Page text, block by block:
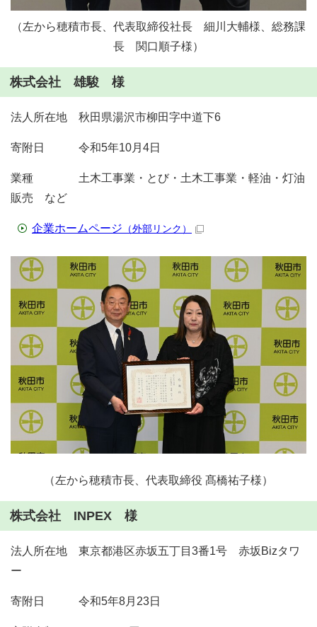
（左から穂積市長、代表取締役社長 細川大輔様、総務課
長 関口順子様）
株式会社 雄駿 様
法人所在地 秋田県湯沢市柳田字中道下6
寄附日 令和5年10月4日
業種 土木工事業・とび・土木工事業・軽油・灯油
販売 など
企業ホームページ （外部リンク）
（左から穂積市長、代表取締役 髙橋祐子様）
株式会社 INPEX 様
法人所在地 東京都港区赤坂五丁目3番1号 赤坂Bizタワ
ー
寄附日 令和5年8月23日